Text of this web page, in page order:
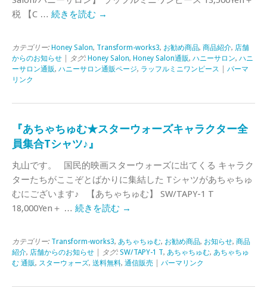
税 【C … 続きを読む →
カテゴリー: Honey Salon, Transform-works3, お勧め商品, 商品紹介, 店舗
からのお知らせ | タグ: Honey Salon, Honey Salon通販, ハニーサロン, ハニ
ーサロン通販, ハニーサロン通販ページ, ラッフルミニワンピース
パーマ
リンク
『あちゃちゅむ★スターウォーズキャラクター全
員集合Tシャツ♪』
丸山です。 国民的映画スターウォーズに出てくる キャラク
ターたちがここぞとばかりに集結した Tシャツがあちゃちゅ
むにございます♪ 【あちゃちゅむ】 SW/TAPY-1 T
18,000Yen＋ … 続きを読む →
カテゴリー: Transform-works3, あちゃちゅむ, お勧め商品, お知らせ, 商品
紹介, 店舗からのお知らせ | タグ: SW/TAPY-1 T, あちゃちゅむ, あちゃちゅ
む 通販, スターウォーズ, 送料無料, 通信販売 パーマリンク